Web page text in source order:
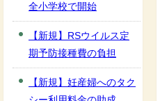
全小学校で開始
【新規】RSウイルス定
期予防接種費の負担
【新規】妊産婦へのタク